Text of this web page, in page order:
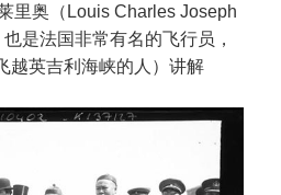
里奥（Louis Charles Joseph
是法国非常有名的飞行员，
越英吉利海峡的人）讲解